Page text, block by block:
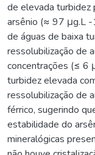
de elevada turbidez
arsênio (≈ 97 μg.L -
de águas de baixa
ressolubilização de
concentrações (≤ 6
turbidez elevada
ressolubilização de
férrico, sugerindo
estabilidade do
mineralógicas